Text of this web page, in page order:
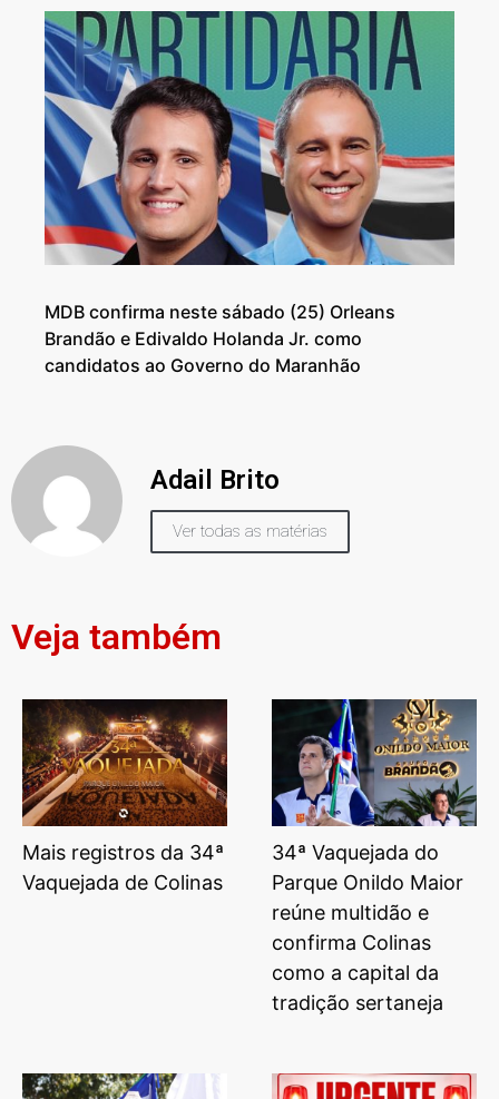
MDB confirma neste sábado (25) Orleans
Brandão e Edivaldo Holanda Jr. como
candidatos ao Governo do Maranhão
Adail Brito
Ver todas as matérias
Veja também
Mais registros da 34ª
Vaquejada de Colinas
34ª Vaquejada do
Parque Onildo Maior
reúne multidão e
confirma Colinas
como a capital da
tradição sertaneja